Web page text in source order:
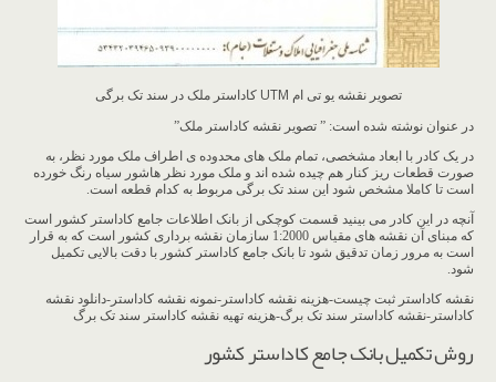
تصویر نقشه یو تی ام UTM کاداستر ملک در سند تک برگی
در عنوان نوشته شده است: ” تصویر نقشه کاداستر ملک”
در یک کادر با ابعاد مشخصی، تمام ملک های محدوده ی اطراف ملک مورد نظر، به
صورت قطعات ریز کنار هم چیده شده اند و ملک مورد نظر هاشور سیاه رنگ خورده
است تا کاملا مشخص شود این سند تک برگی مربوط به کدام قطعه است.
آنچه در این کادر می بینید قسمت کوچکی از بانک اطلاعات جامع کاداستر کشور است
که مبنای آن نقشه های مقیاس 1:2000 سازمان نقشه برداری کشور است که به قرار
است به مرور زمان تدقیق شود تا بانک جامع کاداستر کشور با دقت بالایی تکمیل
شود.
نقشه کاداستر ثبت چیست-هزینه نقشه کاداستر-نمونه نقشه کاداستر-دانلود نقشه
کاداستر-نقشه کاداستر سند تک برگ-هزینه تهیه نقشه کاداستر سند تک برگ
روش تکمیل بانک جامع کاداستر کشور